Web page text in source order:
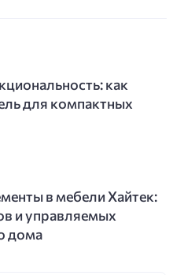
как
для компактных
в мебели Хайтек:
и управляемых
дома